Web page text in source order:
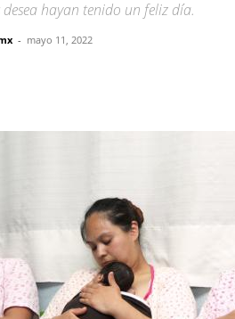
hayan tenido un feliz día.
- mayo 11, 2022